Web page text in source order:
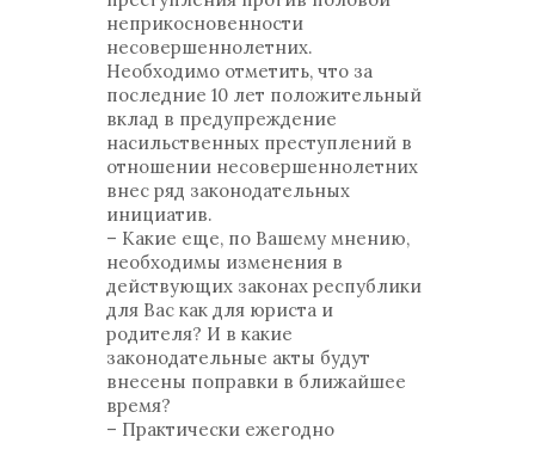
неприкосновенности
несовершеннолетних.
Необходимо отметить, что за
последние 10 лет положительный
вклад в предупреждение
насильственных преступлений в
отношении несовершеннолетних
внес ряд законодательных
инициатив.
– Какие еще, по Вашему мнению,
необходимы изменения в
действующих законах республики
для Вас как для юриста и
родителя? И в какие
законодательные акты будут
внесены поправки в ближайшее
время?
– Практически ежегодно